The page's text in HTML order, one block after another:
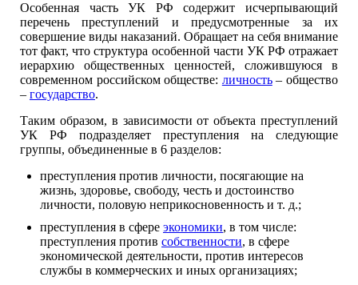
Особенная часть УК РФ содержит исчерпывающий
перечень преступлений и предусмотренные за их
совершение виды наказаний. Обращает на себя внимание
тот факт, что структура особенной части УК РФ отражает
иерархию общественных ценностей, сложившуюся в
современном российском обществе: личность– общество
– государство.
Таким образом, в зависимости от объекта преступлений
УК РФ подразделяет преступления на следующие
группы, объединенные в 6 разделов:
преступления против личности, посягающие на
жизнь, здоровье, свободу, честь и достоинство
личности, половую неприкосновенность и т. д.;
преступления в сфере экономики, в том числе:
преступления против собственности, в сфере
экономической деятельности, против интересов
службы в коммерческих и иных организациях;